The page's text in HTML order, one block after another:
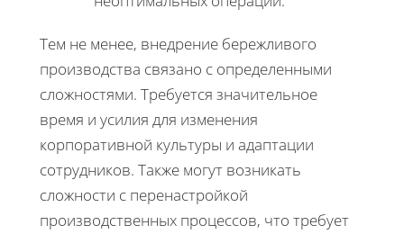
Тем не менее, внедрение бережливого
производства связано с определенными
сложностями. Требуется значительное
время и усилия для изменения
корпоративной культуры и адаптации
сотрудников. Также могут возникать
сложности с перенастройкой
производственных процессов, что требует